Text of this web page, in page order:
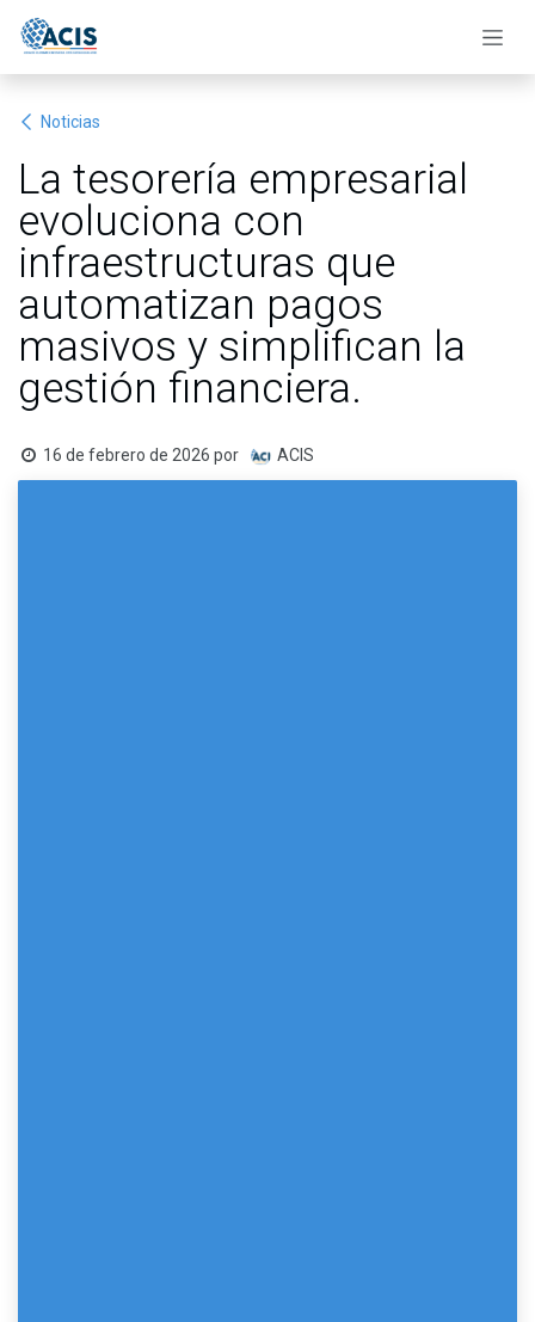
Noticias
La tesorería empresarial
evoluciona con
infraestructuras que
automatizan pagos
masivos y simplifican la
gestión financiera.
16 de febrero de 2026 por ACIS